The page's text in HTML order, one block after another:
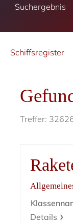
Suchergebnis
Schiffsregister
Treffer:
Details